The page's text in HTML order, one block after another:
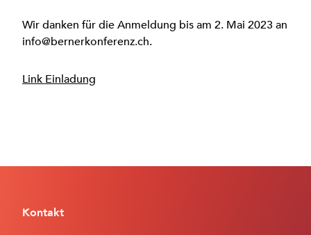
Wir danken für die Anmeldung bis am 2. Mai 2023 an
info@bernerkonferenz.ch.
Link Einladung
Kontakt